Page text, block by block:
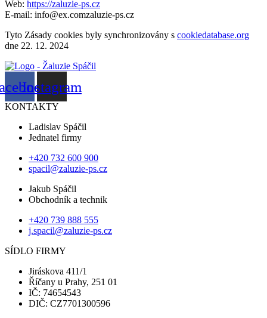
Web: https://zaluzie-ps.cz
E-mail: info@ex.comzaluzie-ps.cz
Tyto Zásady cookies byly synchronizovány s cookiedatabase.org
dne 22. 12. 2024
Instagram
KONTAKTY
Ladislav Spáčil
Jednatel firmy
+420 732 600 900
spacil@zaluzie-ps.cz
Jakub Spáčil
Obchodník a technik
+420 739 888 555
j.spacil@zaluzie-ps.cz
SÍDLO FIRMY
Jiráskova 411/1
Říčany u Prahy, 251 01
IČ: 74654543
DIČ: CZ7701300596